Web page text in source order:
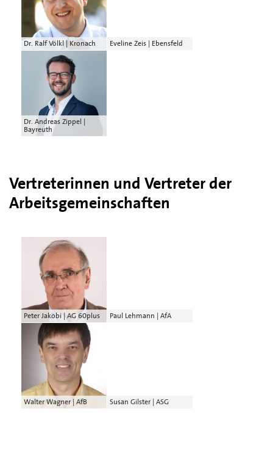
Dr. Ralf Völkl | Kronach Eveline Zeis | Ebensfeld
Dr. Andreas Zippel |
Bayreuth
Vertreterinnen und Vertreter der
Arbeitsgemeinschaften
Peter Jakobi | AG 60plus Paul Lehmann | AfA
Walter Wagner | AfB Susan Gilster | ASG